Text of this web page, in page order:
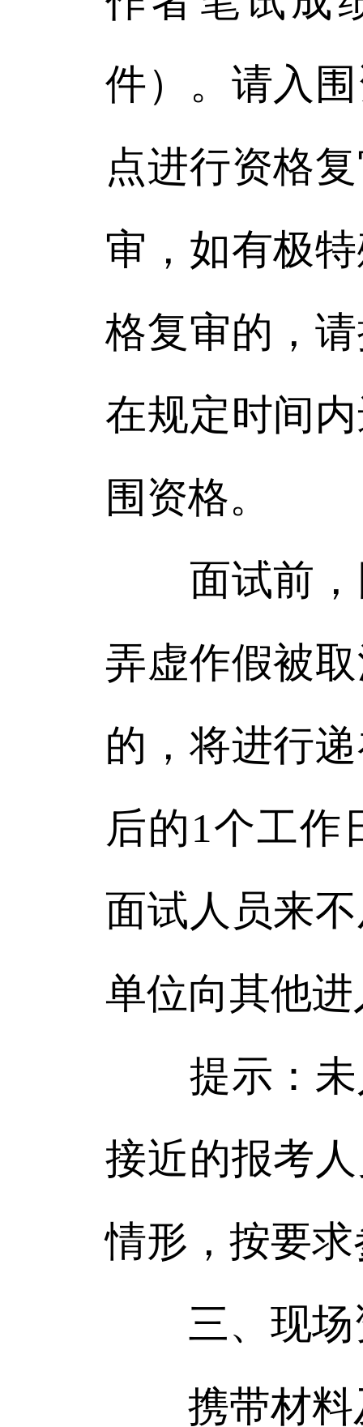
件）。请入
点进行资格
审，如有极
格复审的，
在规定时间
围资格。
面试前，
弄虚作假被
的，将进行
后的1个工作
面试人员来
单位向其他
提示：未
接近的报考
情形，按要
三、现
携带材料